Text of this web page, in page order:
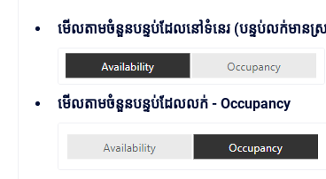
មើលតាមចំនួនបន្ទប់ដែលនៅទំនេរ (បន្ទប់លក់មានស្
មើលតាមចំនួនបន្ទប់ដែលលក់ - Occupancy